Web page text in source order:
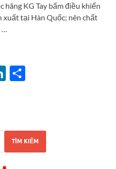
hãng KG Tay bấm điều khiển
xuất tại Hàn Quốc; nên chất
Li
dI
nTÌM KIẾM